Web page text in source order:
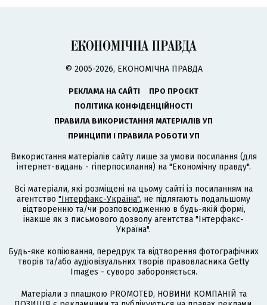
© 2005-2026, ЕКОНОМІЧНА ПРАВДА
РЕКЛАМА НА САЙТІ
ПРО ПРОЄКТ
ПОЛІТИКА КОНФІДЕНЦІЙНОСТІ
ПРАВИЛА ВИКОРИСТАННЯ МАТЕРІАЛІВ УП
ПРИНЦИПИ І ПРАВИЛА РОБОТИ УП
Використання матеріалів сайту лише за умови посилання (для
інтернет-видань - гіперпосилання) на "Економічну правду".
Всі матеріали, які розміщені на цьому сайті із посиланням на
агентство "Інтерфакс-Україна", не підлягають подальшому
відтворенню та/чи розповсюдженню в будь-якій формі,
інакше як з письмового дозволу агентства "Інтерфакс-
Україна".
Будь-яке копіювання, передрук та відтворення фотографічних
творів та/або аудіовізуальних творів правовласника Getty
Images - суворо забороняється.
Матеріали з плашкою PROMOTED, НОВИНИ КОМПАНІЙ та